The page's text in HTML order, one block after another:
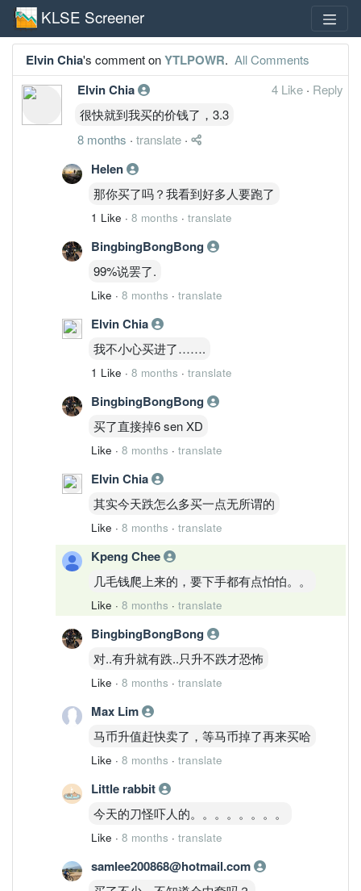
KLSE Screener
Elvin Chia's comment onYTLPOWR. All Comments
Elvin Chia 4 Like · Reply
很快就到我买的价钱了，3.3
8 months · translate ·
Helen
那你买了吗？我看到好多人要跑了
1 Like · 8 months · translate
BingbingBongBong
99%说罢了.
Like · 8 months · translate
Elvin Chia
我不小心买进了…….
1 Like · 8 months · translate
BingbingBongBong
买了直接掉6 sen XD
Like · 8 months · translate
Elvin Chia
其实今天跌怎么多买一点无所谓的
Like · 8 months · translate
Kpeng Chee
几毛钱爬上来的，要下手都有点怕怕。。
Like · 8 months · translate
BingbingBongBong
对..有升就有跌..只升不跌才恐怖
Like · 8 months · translate
Max Lim
马币升值赶快卖了，等马币掉了再来买哈
Like · 8 months · translate
Little rabbit
今天的刀怪吓人的。。。。。。。。
Like · 8 months · translate
samlee200868@hotmail.com